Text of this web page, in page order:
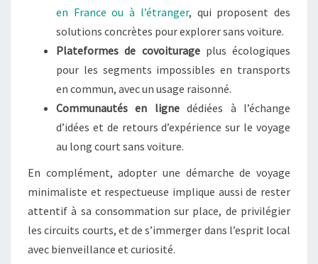
en France ou à l’étranger, qui proposent des
solutions concrètes pour explorer sans voiture.
Plateformes de covoiturageplus écologiques
pour les segments impossibles en transports
en commun, avec un usage raisonné.
Communautés en lignedédiées à l’échange
d’idées et de retours d’expérience sur le voyage
au long court sans voiture.
En complément, adopter une démarche de voyage
minimaliste et respectueuse implique aussi de rester
attentif à sa consommation sur place, de privilégier
les circuits courts, et de s’immerger dans l’esprit local
avec bienveillance et curiosité.